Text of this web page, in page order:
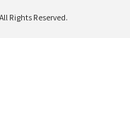
Rights Reserved.